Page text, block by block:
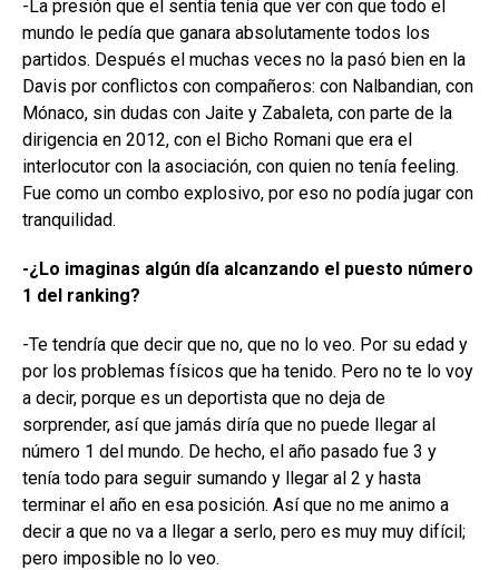
-La presión que el sentía tenía que ver con que todo el
mundo le pedía que ganara absolutamente todos los
partidos. Después el muchas veces no la pasó bien en la
Davis por conflictos con compañeros: con Nalbandian, con
Mónaco, sin dudas con Jaite y Zabaleta, con parte de la
dirigencia en 2012, con el Bicho Romani que era el
interlocutor con la asociación, con quien no tenía feeling.
Fue como un combo explosivo, por eso no podía jugar con
tranquilidad.
-¿Lo imaginas algún día alcanzando el puesto número
1 del ranking?
-Te tendría que decir que no, que no lo veo. Por su edad y
por los problemas físicos que ha tenido. Pero no te lo voy
a decir, porque es un deportista que no deja de
sorprender, así que jamás diría que no puede llegar al
número 1 del mundo. De hecho, el año pasado fue 3 y
tenía todo para seguir sumando y llegar al 2 y hasta
terminar el año en esa posición. Así que no me animo a
decir a que no va a llegar a serlo, pero es muy muy difícil;
pero imposible no lo veo.